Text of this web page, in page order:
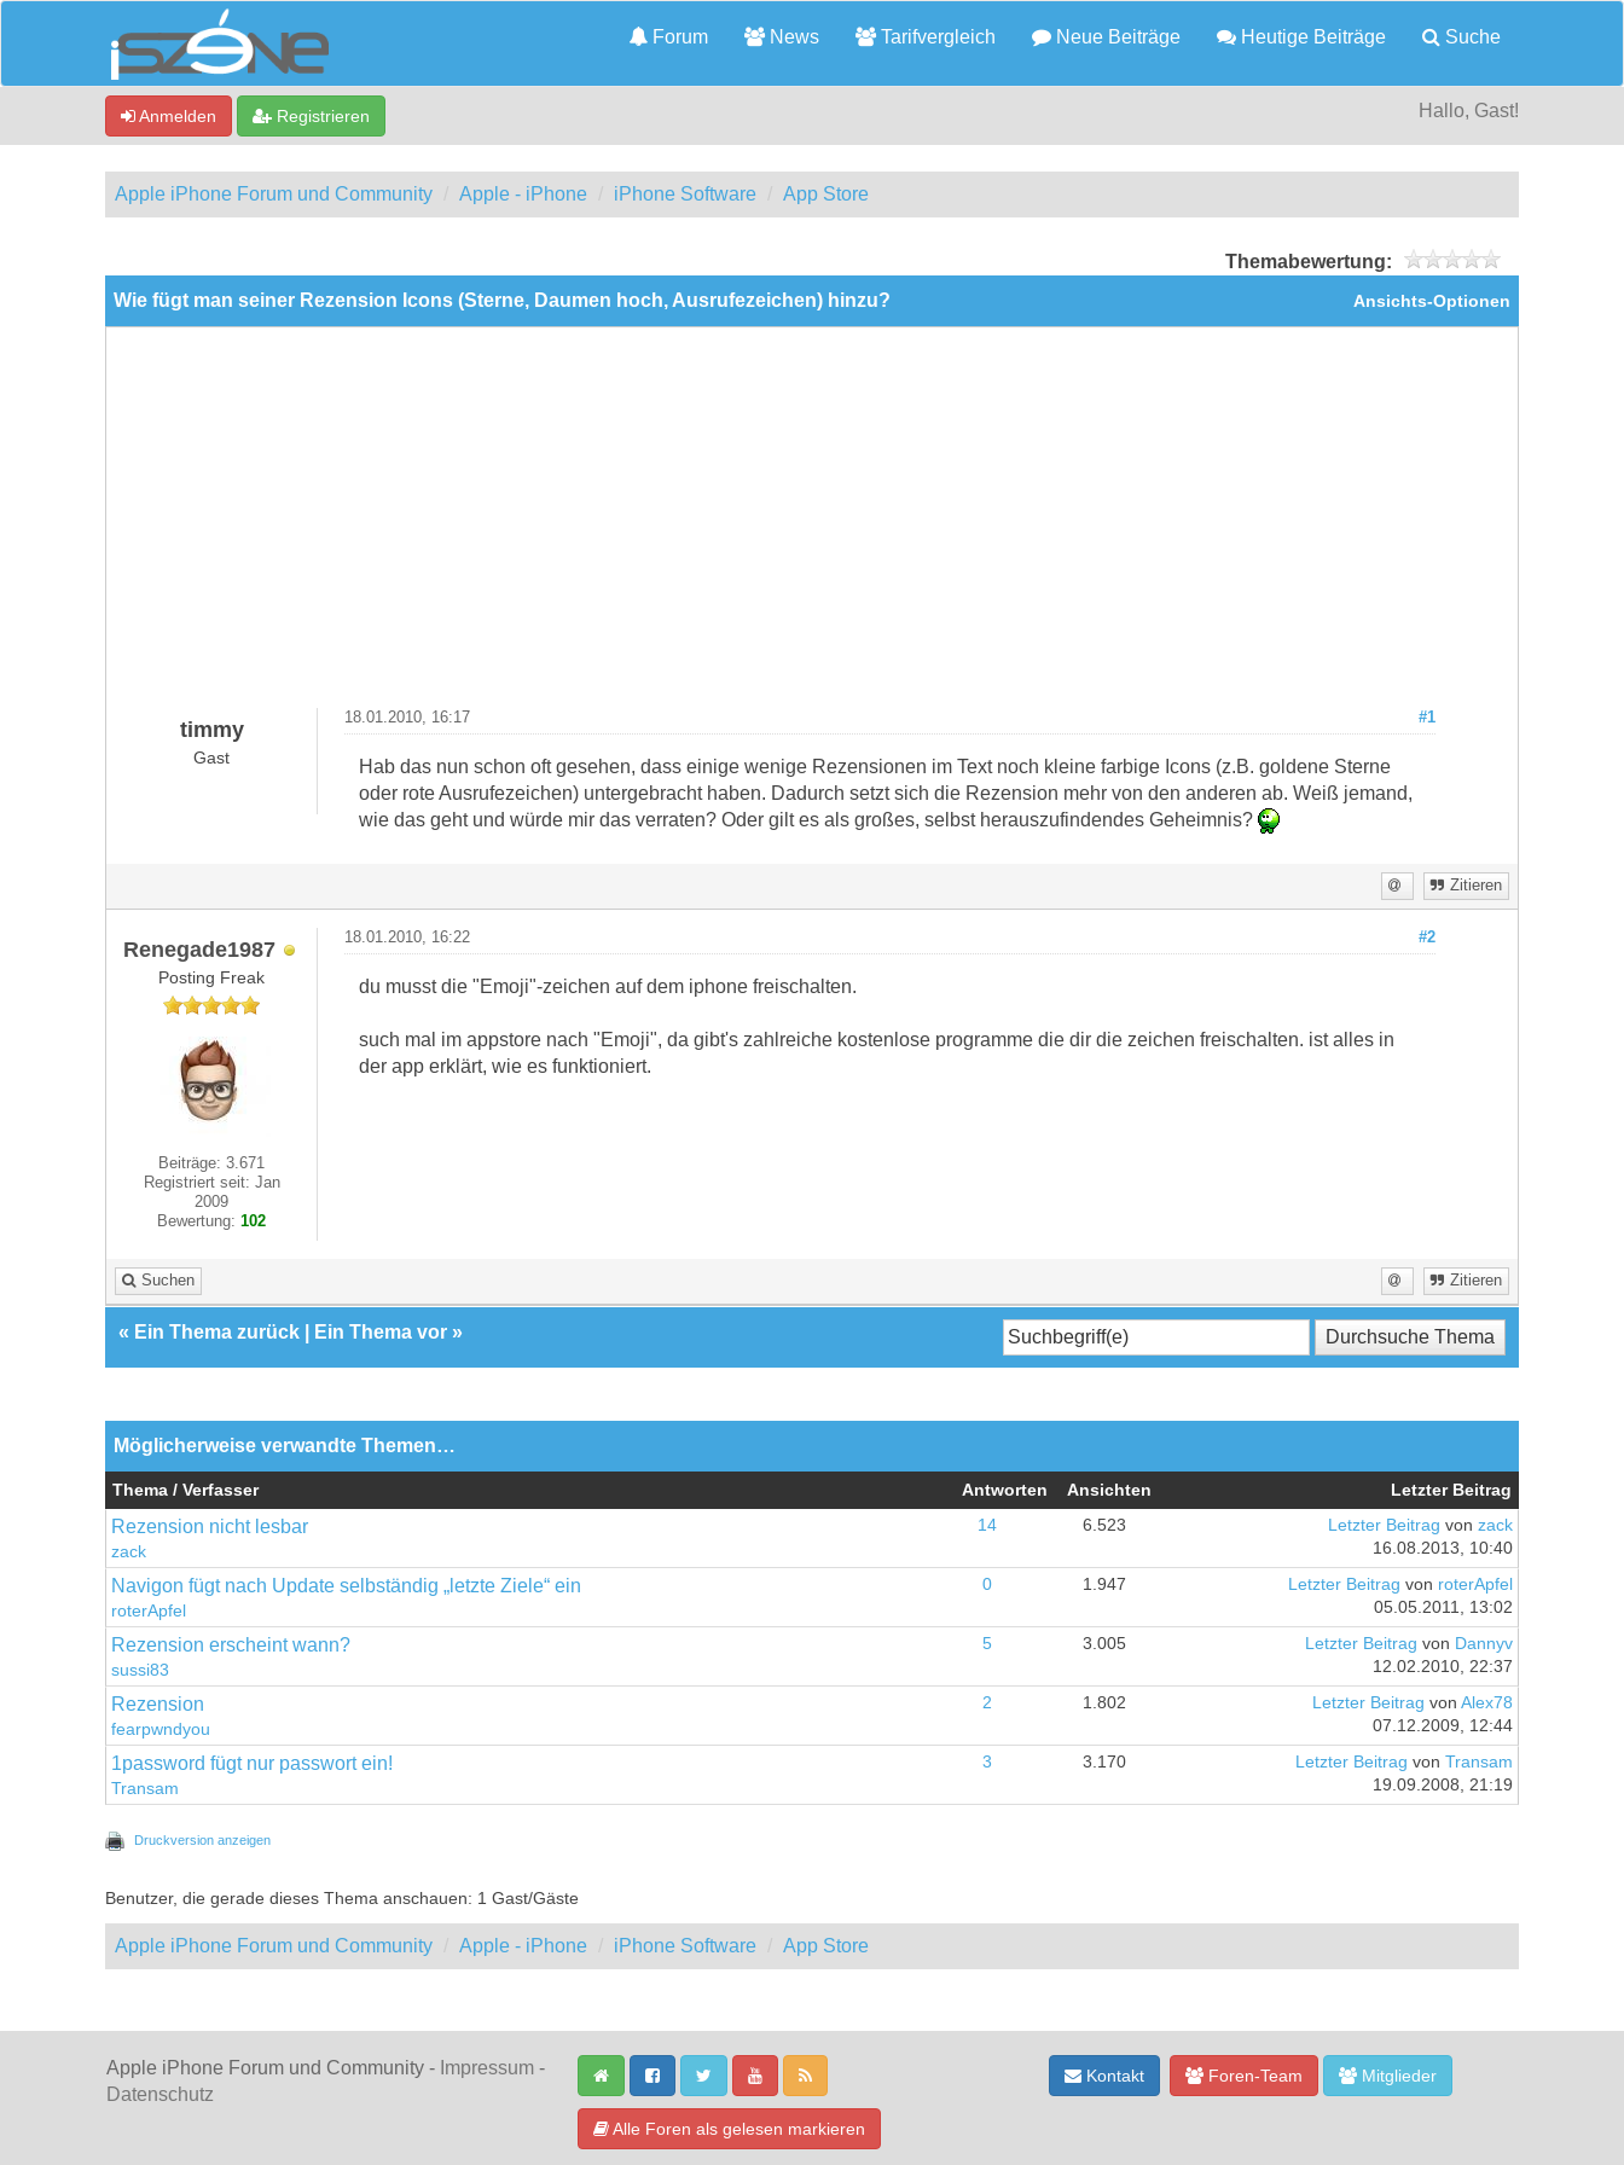
Forum News Tarifvergleich Neue Beiträge Heutige Beiträge Suche
Anmelden Registrieren Hallo, Gast!
Apple iPhone Forum und Community Apple - iPhone iPhone Software App Store
Themabewertung:
Ansichts-Optionen
Wie fügt man seiner Rezension Icons (Sterne, Daumen hoch, Ausrufezeichen) hinzu?
timmy
Gast
#1
18.01.2010, 16:17
Hab das nun schon oft gesehen, dass einige wenige Rezensionen im Text noch kleine farbige Icons (z.B. goldene Sterne
oder rote Ausrufezeichen) untergebracht haben. Dadurch setzt sich die Rezension mehr von den anderen ab. Weiß jemand,
wie das geht und würde mir das verraten? Oder gilt es als großes, selbst herauszufindendes Geheimnis?
Zitieren
Renegade1987
Posting Freak
Beiträge: 3.671
Registriert seit: Jan
2009
Bewertung:102
#2
18.01.2010, 16:22
du musst die "Emoji"-zeichen auf dem iphone freischalten.
such mal im appstore nach "Emoji", da gibt's zahlreiche kostenlose programme die dir die zeichen freischalten. ist alles in
der app erklärt, wie es funktioniert.
Suchen Zitieren
« Ein Thema zurück Ein Thema vor »
Möglicherweise verwandte Themen…
Thema / Verfasser Antworten Ansichten Letzter Beitrag
Rezension nicht lesbar
zack
14 6.523 Letzter Beitrag von zack
16.08.2013, 10:40
Navigon fügt nach Update selbständig „letzte Ziele“ ein
roterApfel
0 1.947 Letzter Beitrag von roterApfel
05.05.2011, 13:02
Rezension erscheint wann?
sussi83
5 3.005 Letzter Beitrag von Dannyv
12.02.2010, 22:37
Rezension
fearpwndyou
2 1.802 Letzter Beitrag von Alex78
07.12.2009, 12:44
1password fügt nur passwort ein!
Transam
3 3.170 Letzter Beitrag von Transam
19.09.2008, 21:19
Druckversion anzeigen
Benutzer, die gerade dieses Thema anschauen: 1 Gast/Gäste
Apple iPhone Forum und Community Apple - iPhone iPhone Software App Store
Apple iPhone Forum und Community - Impressum -
Datenschutz
Alle Foren als gelesen markieren
Kontakt Foren-Team Mitglieder